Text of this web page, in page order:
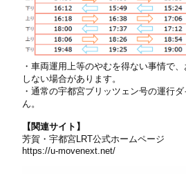
・車両運用上等のやむを得ない事情で
しない場合があります。
・通常の宇都宮ブリッツェン号の運行
ん。
【関連サイト】
芳賀・宇都宮LRT公式ホームページ
https://u-movenext.net/